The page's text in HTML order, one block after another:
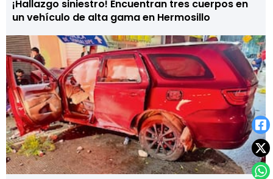
¡Hallazgo siniestro! Encuentran tres cuerpos en
un vehículo de alta gama en Hermosillo